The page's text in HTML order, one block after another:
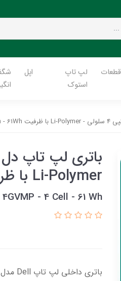
قطعات
لپ تاپ
استوک
اپل
Li-Polymer با ظرفیت 8000mAh - 61Wh
- 4 Cell - 61 Wh